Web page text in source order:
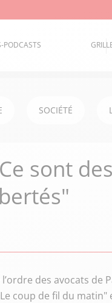
PODCASTS
SOCIÉTÉ
sont
des avocats
coup de fil du